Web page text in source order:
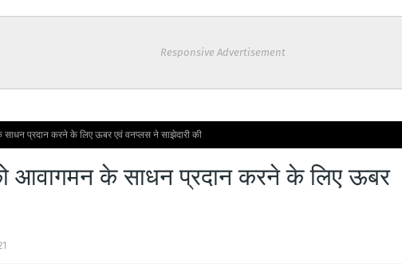
Responsive Advertisement
साधन प्रदान करने के लिए ऊबर एवं वनप्लस ने साझेदारी की
आवागमन के साधन प्रदान करने के लिए ऊबर